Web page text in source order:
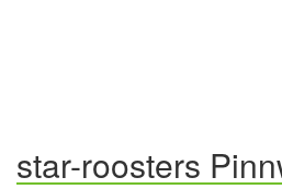
star-roosters